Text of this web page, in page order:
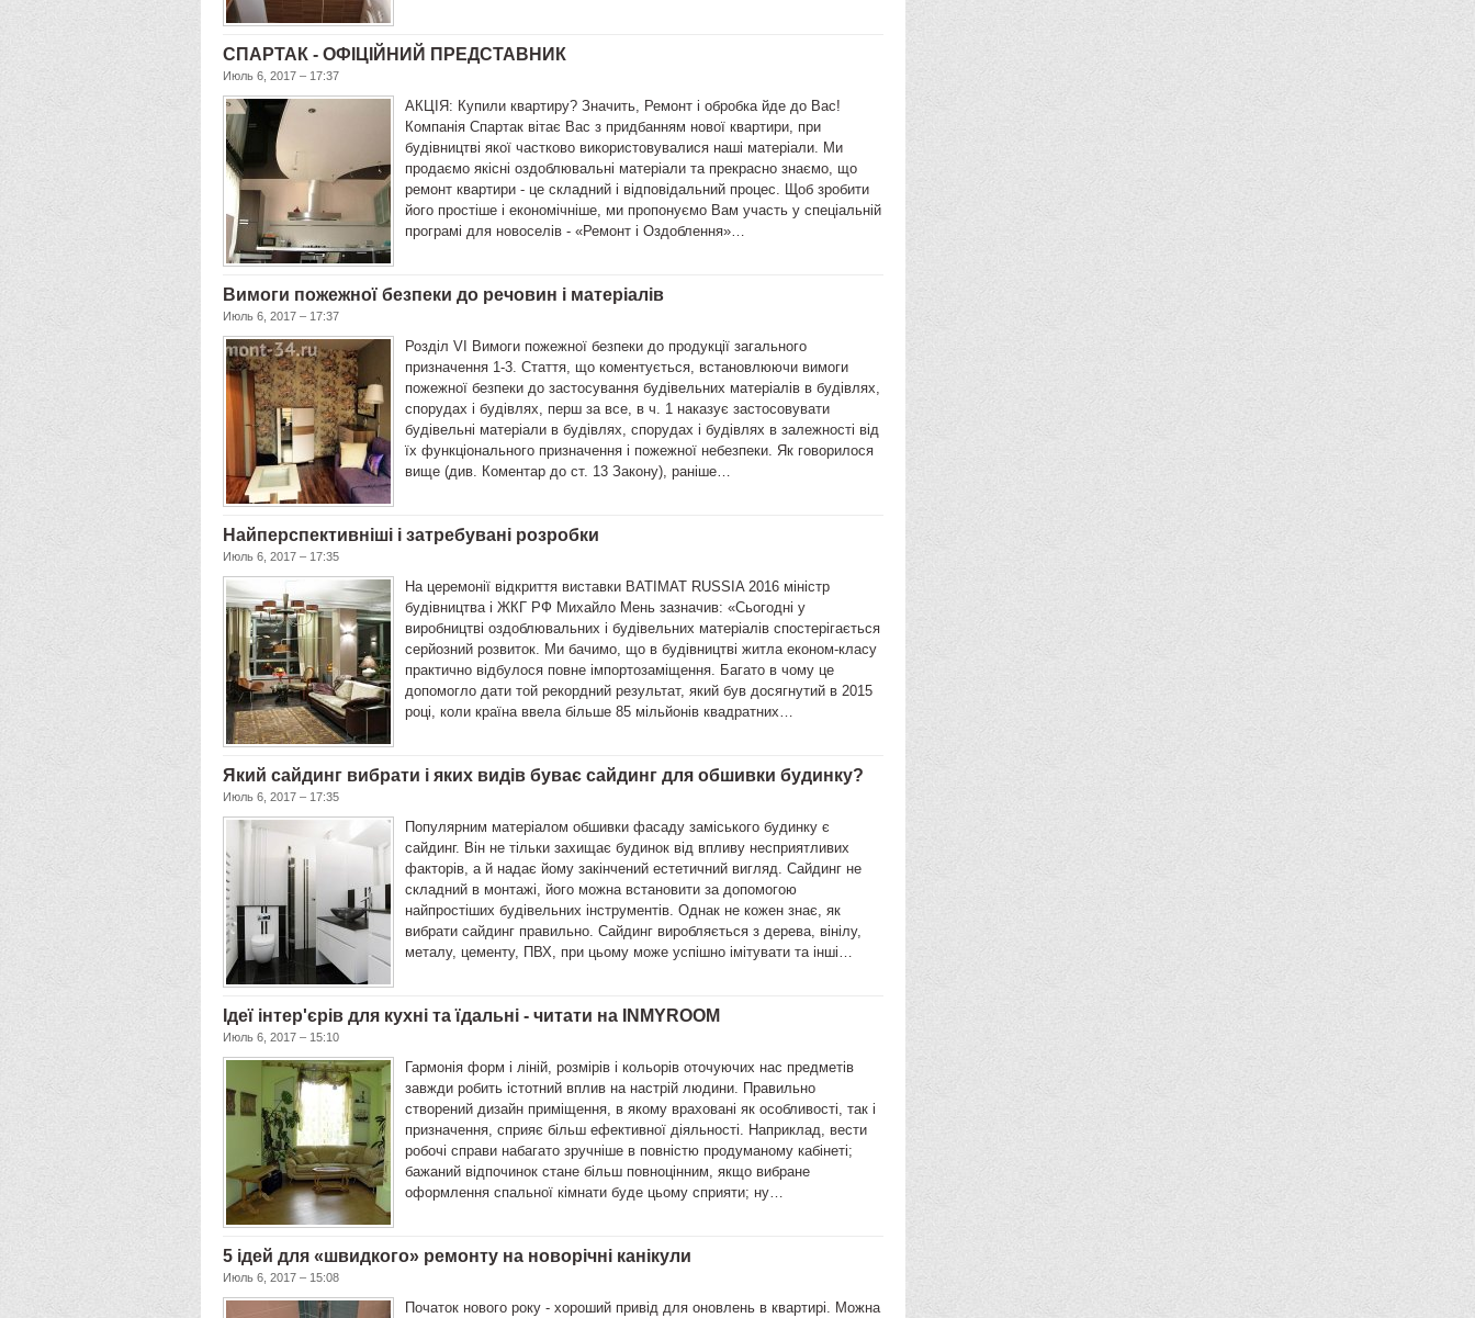
СПАРТАК - ОФІЦІЙНИЙ ПРЕДСТАВНИК
Июль 6, 2017 – 17:37
АКЦІЯ: Купили квартиру? Значить, Ремонт і обробка йде до Вас!
Компанія Спартак вітає Вас з придбанням нової квартири, при
будівництві якої частково використовувалися наші матеріали. Ми
продаємо якісні оздоблювальні матеріали та прекрасно знаємо, що
ремонт квартири - це складний і відповідальний процес. Щоб зробити
його простіше і економічніше, ми пропонуємо Вам участь у спеціальній
програмі для новоселів - «Ремонт і Оздоблення»…
Вимоги пожежної безпеки до речовин і матеріалів
Июль 6, 2017 – 17:37
Розділ VI Вимоги пожежної безпеки до продукції загального
призначення 1-3. Стаття, що коментується, встановлюючи вимоги
пожежної безпеки до застосування будівельних матеріалів в будівлях,
спорудах і будівлях, перш за все, в ч. 1 наказує застосовувати
будівельні матеріали в будівлях, спорудах і будівлях в залежності від
їх функціонального призначення і пожежної небезпеки. Як говорилося
вище (див. Коментар до ст. 13 Закону), раніше…
Найперспективніші і затребувані розробки
Июль 6, 2017 – 17:35
На церемонії відкриття виставки BATIMAT RUSSIA 2016 міністр
будівництва і ЖКГ РФ Михайло Мень зазначив: «Сьогодні у
виробництві оздоблювальних і будівельних матеріалів спостерігається
серйозний розвиток. Ми бачимо, що в будівництві житла економ-класу
практично відбулося повне імпортозаміщення. Багато в чому це
допомогло дати той рекордний результат, який був досягнутий в 2015
році, коли країна ввела більше 85 мільйонів квадратних…
Який сайдинг вибрати і яких видів буває сайдинг для обшивки будинку?
Июль 6, 2017 – 17:35
Популярним матеріалом обшивки фасаду заміського будинку є
сайдинг. Він не тільки захищає будинок від впливу несприятливих
факторів, а й надає йому закінчений естетичний вигляд. Сайдинг не
складний в монтажі, його можна встановити за допомогою
найпростіших будівельних інструментів. Однак не кожен знає, як
вибрати сайдинг правильно. Сайдинг виробляється з дерева, вінілу,
металу, цементу, ПВХ, при цьому може успішно імітувати та інші…
Ідеї ​​інтер'єрів для кухні та їдальні - читати на INMYROOM
Июль 6, 2017 – 15:10
Гармонія форм і ліній, розмірів і кольорів оточуючих нас предметів
завжди робить істотний вплив на настрій людини. Правильно
створений дизайн приміщення, в якому враховані як особливості, так і
призначення, сприяє більш ефективної діяльності. Наприклад, вести
робочі справи набагато зручніше в повністю продуманому кабінеті;
бажаний відпочинок стане більш повноцінним, якщо вибране
оформлення спальної кімнати буде цьому сприяти; ну…
5 ідей для «швидкого» ремонту на новорічні канікули
Июль 6, 2017 – 15:08
Початок нового року - хороший привід для оновлень в квартирі. Можна